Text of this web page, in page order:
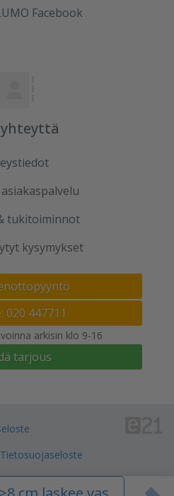
Facebook
tukitoiminnot
kysymykset
020 447711
arkisin klo 9-16
tarjous
Tietosuojaseloste